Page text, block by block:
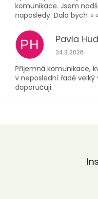
komunikace. Jsem
naposledy. Dala bych
PH Pavla
Hodnocení
24.3.2026
Příjemná komunikace,
v neposlední řadě velký
doporučuji.